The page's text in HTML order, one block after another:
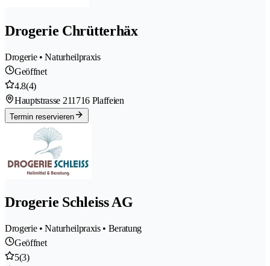
Drogerie Chrütterhäx
Drogerie • Naturheilpraxis
Geöffnet
4.8(4)
Hauptstrasse 211716 Plaffeien
Termin reservieren
Drogerie Schleiss AG
Drogerie • Naturheilpraxis • Beratung
Geöffnet
5(3)